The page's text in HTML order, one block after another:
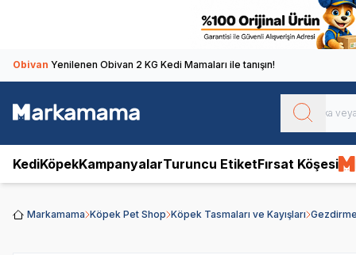
Obivan Yenilenen Obivan 2 KG Kedi Mamaları ile tanışın!
KediKöpekKampanyalarTuruncu EtiketFırsat Köşesi
Markamama Köpek Pet Shop Köpek Tasmaları ve Kayışları